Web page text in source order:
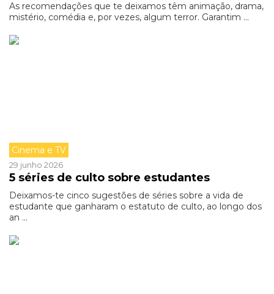
As recomendações que te deixamos têm animação, drama,
mistério, comédia e, por vezes, algum terror. Garantim ...
Cinema e TV
29 junho 2026
5 séries de culto sobre estudantes
Deixamos-te cinco sugestões de séries sobre a vida de
estudante que ganharam o estatuto de culto, ao longo dos
an ...